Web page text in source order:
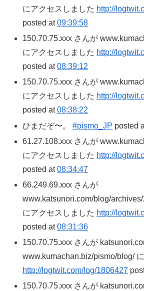
にアクセスしました http://
posted at09:39:58
150.70.75.xxx さんが
にアクセスしました http://
posted at08:39:12
150.70.75.xxx さんが
にアクセスしました http://
posted at08:38:22
ひまだぞ〜。#pismo_JP posted
61.27.108.xxx さんが
にアクセスしました http://
posted at08:34:47
66.249.69.xxx さんが
www.katsunori.com/blog/
にアクセスしました http://
posted at08:31:36
150.70.75.xxx さんが
www.kumachan.biz/pismo/blog/
http://logtwit.com/log/1806427
150.70.75.xxx さんが